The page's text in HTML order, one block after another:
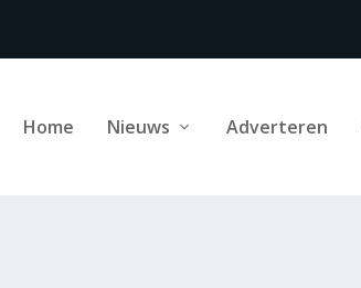
Home Nieuws Adverteren